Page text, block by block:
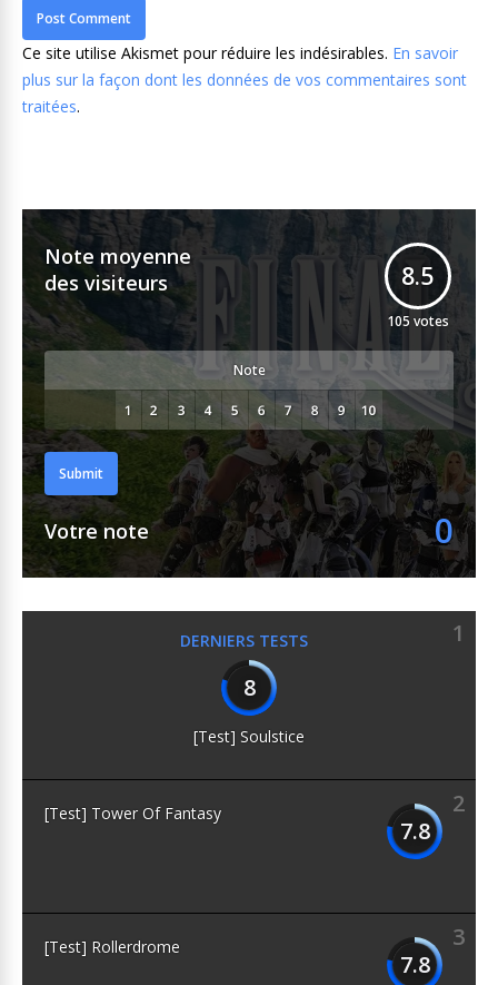
Ce site utilise Akismet pour réduire les indésirables. En savoir
plus sur la façon dont les données de vos commentaires sont
traitées.
Note moyenne
des visiteurs
8.5
105 votes
Note
Submit
Votre note 0
DERNIERS TESTS
1
8
[Test] Soulstice
2
7.8
[Test] Tower Of Fantasy
3
7.8
[Test] Rollerdrome